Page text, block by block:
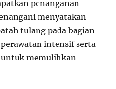
penanganan
menyatakan
tulang pada bagian
intensif serta
memulihkan